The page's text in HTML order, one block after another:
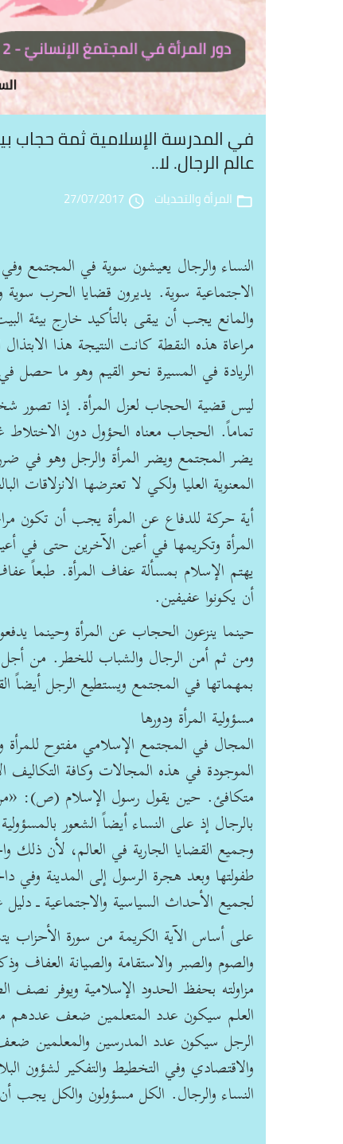
في المدرسة الإسلامية ثمة حجاب
عالم الرجال. لا..
folder_open المرأة والتحديات access_time
27/07/2017
النساء والرجال يعيشون سوية في المجتمع
الاجتماعية سوية. يديرون قضايا الحرب
والمانع يجب أن يبقى بالتأكيد خارج بيئة
مراعاة هذه النقطة كانت النتيجة هذا
الريادة في المسيرة نحو القيم وهو ما حصل
ليس قضية الحجاب لعزل المرأة. إذا
تماماً. الحجاب معناه الحؤول دون الاختلاط
يضر المجتمع ويضر المرأة والرجل وهو في
المعنوية العليا ولكي لا تعترضها الانزلاقات
أية حركة للدفاع عن المرأة يجب أن تكون
المرأة وتكريمها في أعين الآخرين حتى في
يهتم الإسلام بمسألة عفاف المرأة. طبعاً
أن يكونوا عفيفين.
حينما ينزعون الحجاب عن المرأة وحينما
ومن ثم أمن الرجال والشباب للخطر. من أجل
بمهماتها في المجتمع ويستطيع الرجل أيضاً
مسؤولية المرأة ودورها
المجال في المجتمع الإسلامي مفتوح
الموجودة في هذه المجالات وكافة التكاليف
متكافئ. حين يقول رسول الإسلام (ص):
بالرجال إذ على النساء أيضاً الشعور
وجميع القضايا الجارية في العالم، لأن
طفولتها وبعد هجرة الرسول إلى المدينة وفي
لجميع الأحداث السياسية والاجتماعية ـ
على أساس الآية الكريمة من سورة الأحزاب
والصوم والصبر والاستقامة والصيانة
مزاولته بحفظ الحدود الإسلامية ويوفر
العلم سيكون عدد المتعلمين ضعف عددهم
الرجل سيكون عدد المدرسين والمعلمين
والاقتصادي وفي التخطيط والتفكير لشؤون
النساء والرجال. الكل مسؤولون والكل يجب